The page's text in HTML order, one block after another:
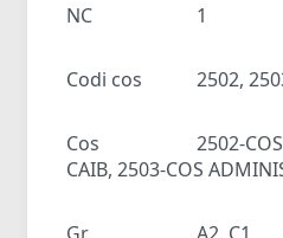
NC 1
Codi cos 2502,
Cos
2502-
CAIB, 2503-COS